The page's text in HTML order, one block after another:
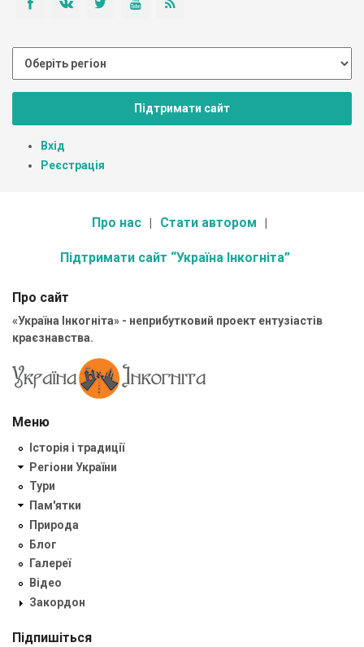
Підтримати сайт
Вхід
Реєстрація
Про нас Стати автором
Підтримати сайт “Україна Інкогніта”
Про сайт
«Україна Інкогніта» - неприбутковий проект ентузіастів
краєзнавства.
Меню
Історія і традиції
Регіони України
Тури
Пам'ятки
Природа
Блог
Галереї
Відео
Закордон
Підпишіться